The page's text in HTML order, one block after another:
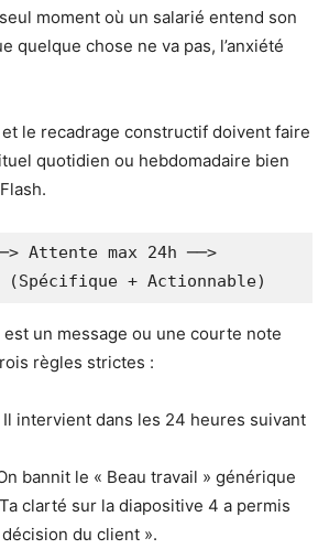
moment où un salarié entend son
quelque chose ne va pas, l’anxiété
le recadrage constructif doivent faire
quotidien ou hebdomadaire bien
Attente max 24h ──>
est un message ou une courte note
règles strictes :
Il intervient dans les 24 heures suivant
bannit le « Beau travail » générique
clarté sur la diapositive 4 a permis
du client ».